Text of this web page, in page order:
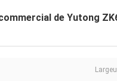
de Yutong